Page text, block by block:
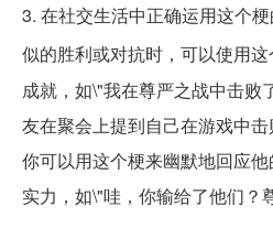
3. 在社交生活中正确运用这个
似的胜利或对抗时，可以使用
成就，如\"我在尊严之战中击败
友在聚会上提到自己在游戏中
你可以用这个梗来幽默地回应
实力，如\"哇，你输给了他们？